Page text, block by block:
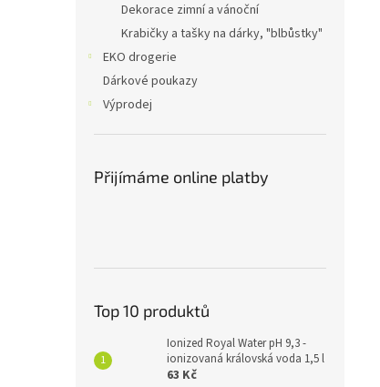
Dekorace zimní a vánoční
Krabičky a tašky na dárky, "blbůstky"
EKO drogerie
Dárkové poukazy
Výprodej
Přijímáme online platby
Top 10 produktů
Ionized Royal Water pH 9,3 -
ionizovaná královská voda 1,5 l
63 Kč